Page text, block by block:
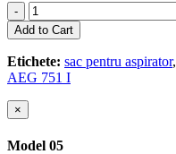
-
Add to Cart
Etichete: sac pentru aspirator,
AEG 751 I
×
Model 05